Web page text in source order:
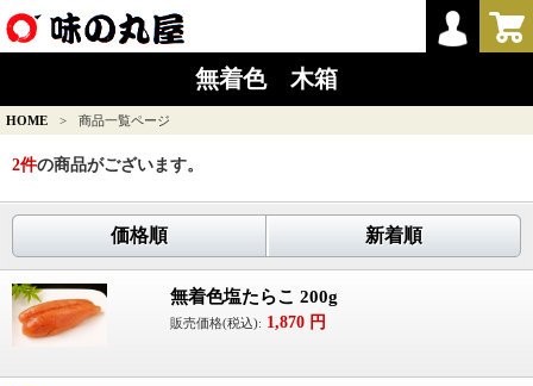
無着色 木箱
HOME > 商品一覧ページ
2件の商品がございます。
価格順 新着順
無着色塩たらこ 200g
販売価格(税込): 1,870 円